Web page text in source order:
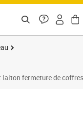
fermeture de